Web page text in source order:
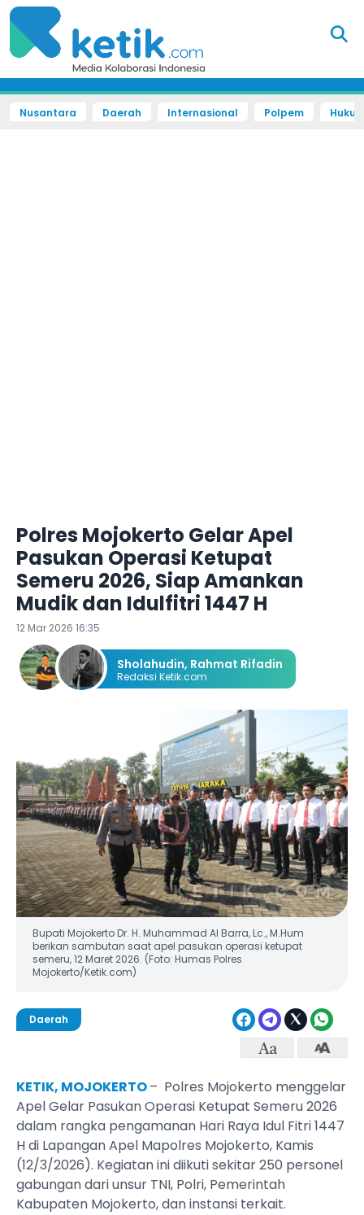
Nusantara Daerah Internasional Polpem
Polres Mojokerto Gelar Apel
Pasukan Operasi Ketupat
Semeru 2026, Siap Amankan
Mudik dan Idulfitri 1447 H
12 Mar 2026 16:35
Sholahudin, Rahmat Rifadin
Redaksi Ketik.com
Bupati Mojokerto Dr. H. Muhammad Al Barra, Lc., M.Hum
berikan sambutan saat apel pasukan operasi ketupat
semeru, 12 Maret 2026. (Foto: Humas Polres
Mojokerto/Ketik.com)
Daerah
KETIK, MOJOKERTO– Polres Mojokerto menggelar
Apel Gelar Pasukan Operasi Ketupat Semeru 2026
dalam rangka pengamanan Hari Raya Idul Fitri 1447
H di Lapangan Apel Mapolres Mojokerto, Kamis
(12/3/2026). Kegiatan ini diikuti sekitar 250 personel
gabungan dari unsur TNI, Polri, Pemerintah
Kabupaten Mojokerto, dan instansi terkait.